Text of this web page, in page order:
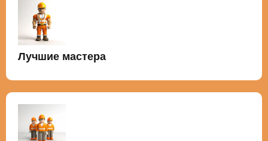
Лучшие мастера